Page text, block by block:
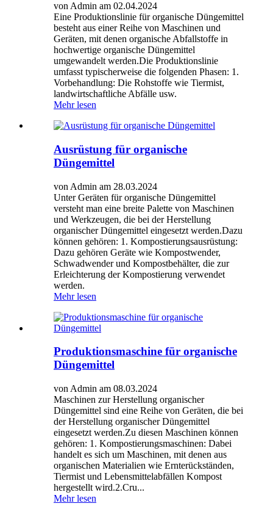
von Admin am 02.04.2024
Eine Produktionslinie für organische Düngemittel
besteht aus einer Reihe von Maschinen und
Geräten, mit denen organische Abfallstoffe in
hochwertige organische Düngemittel
umgewandelt werden.Die Produktionslinie
umfasst typischerweise die folgenden Phasen: 1.
Vorbehandlung: Die Rohstoffe wie Tiermist,
landwirtschaftliche Abfälle usw.
Mehr lesen
Ausrüstung für organische
Düngemittel
von Admin am 28.03.2024
Unter Geräten für organische Düngemittel
versteht man eine breite Palette von Maschinen
und Werkzeugen, die bei der Herstellung
organischer Düngemittel eingesetzt werden.Dazu
können gehören: 1. Kompostierungsausrüstung:
Dazu gehören Geräte wie Kompostwender,
Schwadwender und Kompostbehälter, die zur
Erleichterung der Kompostierung verwendet
werden.
Mehr lesen
Produktionsmaschine für organische
Düngemittel
von Admin am 08.03.2024
Maschinen zur Herstellung organischer
Düngemittel sind eine Reihe von Geräten, die bei
der Herstellung organischer Düngemittel
eingesetzt werden.Zu diesen Maschinen können
gehören: 1. Kompostierungsmaschinen: Dabei
handelt es sich um Maschinen, mit denen aus
organischen Materialien wie Ernterückständen,
Tiermist und Lebensmittelabfällen Kompost
hergestellt wird.2.Cru...
Mehr lesen